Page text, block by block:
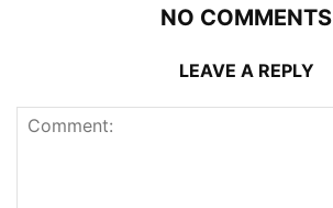
NO COMMENTS
LEAVE A REPLY